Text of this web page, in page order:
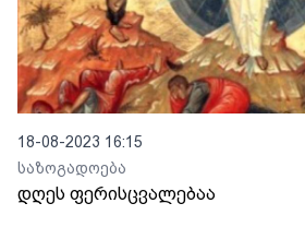
18-08-2023 16:15
საზოგადოება
დღეს ფერისცვალებაა